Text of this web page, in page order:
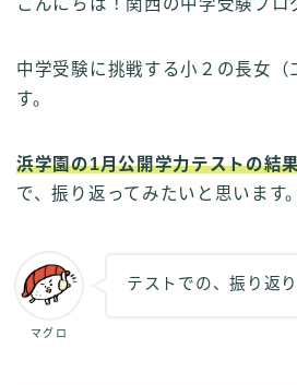
こんにちは！関西の中学受験ブロ
中学受験に挑戦する小２の長女（
す。
浜学園の1月公開学力テストの結
で、振り返ってみたいと思います。
マグロ
テストでの、振り返